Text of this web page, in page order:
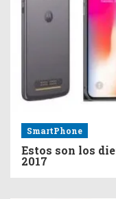
SmartPhone
Estos son los
2017